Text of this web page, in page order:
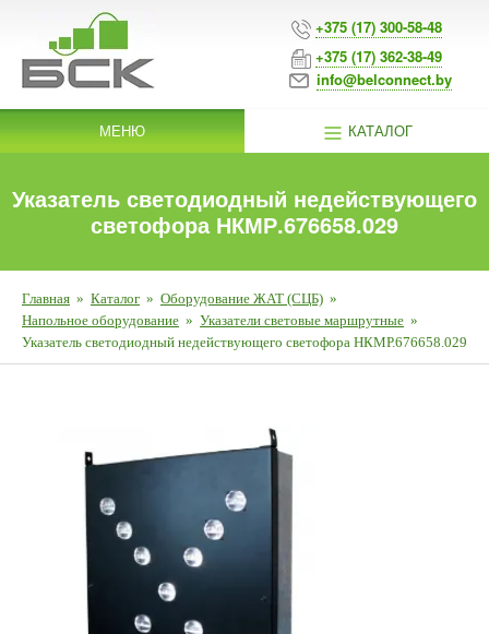
+375 (17) 300-58-48
+375 (17) 362-38-49
info@belconnect.by
МЕНЮ КАТАЛОГ
Указатель светодиодный недействующего
светофора НКМР.676658.029
Главная » Каталог » Оборудование ЖАТ (СЦБ) »
Напольное оборудование » Указатели световые маршрутные »
Указатель светодиодный недействующего светофора НКМР.676658.029